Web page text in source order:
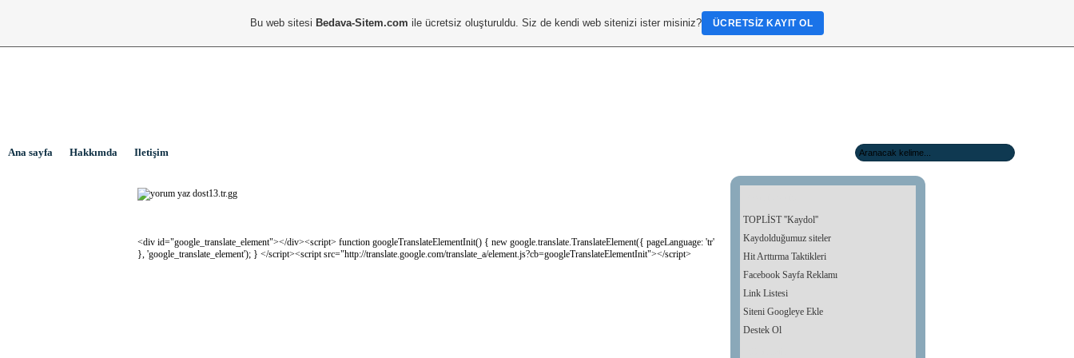
Ana sayfa Hakkımda Iletişim
<div id="google_translate_element"></div><script> function googleTranslateElementInit() { new google.translate.TranslateElement({ pageLanguage: 'tr'
}, 'google_translate_element'); } </script><script src="http://translate.google.com/translate_a/element.js?cb=googleTranslateElementInit"></script>
TOPLİST ''Kaydol''
Kaydolduğumuz siteler
Hit Arttırma Taktikleri
Facebook Sayfa Reklamı
Link Listesi
Siteni Googleye Ekle
Destek Ol
Bu web sitesi Bedava-Sitem.com ile ücretsiz oluşturuldu. Siz de kendi web sitenizi ister misiniz? ÜCRETSIZ KAYIT OL